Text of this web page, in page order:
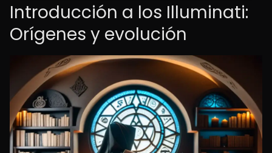
Introducción a los Illuminati:
Orígenes y evolución